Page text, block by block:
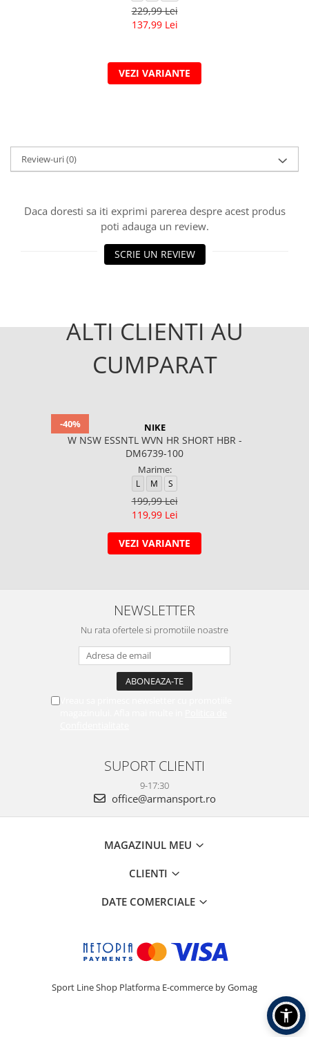
229,99 Lei
137,99 Lei
VEZI VARIANTE
Review-uri(0)
Daca doresti sa iti exprimi parerea despre acest produs
poti adauga un review.
SCRIE UN REVIEW
ALTI CLIENTI AU
CUMPARAT
-40% NIKE
W NSW ESSNTL WVN HR SHORT HBR -
DM6739-100
Marime:
L M S
199,99 Lei
119,99 Lei
VEZI VARIANTE
NEWSLETTER
Nu rata ofertele si promotiile noastre
SUPORT CLIENTI
9-17:30
office@armansport.ro
MAGAZINUL MEU
CLIENTI
DATE COMERCIALE
Sport Line Shop Platforma E-commerce by Gomag